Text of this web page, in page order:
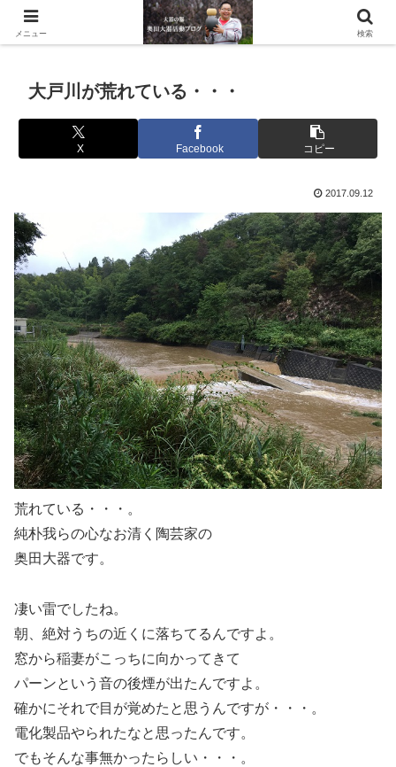
滋賀県の信楽で水琴窟や水鉢などの陶器を作っています。
大戸川が荒れている・・・
X Facebook コピー
2017.09.12
荒れている・・・。
純朴我らの心なお清く陶芸家の
奥田大器です。
凄い雷でしたね。
朝、絶対うちの近くに落ちてるんですよ。
窓から稲妻がこっちに向かってきて
パーンという音の後煙が出たんですよ。
確かにそれで目が覚めたと思うんですが・・・。
電化製品やられたなと思ったんです。
でもそんな事無かったらしい・・・。
メニュー 検索